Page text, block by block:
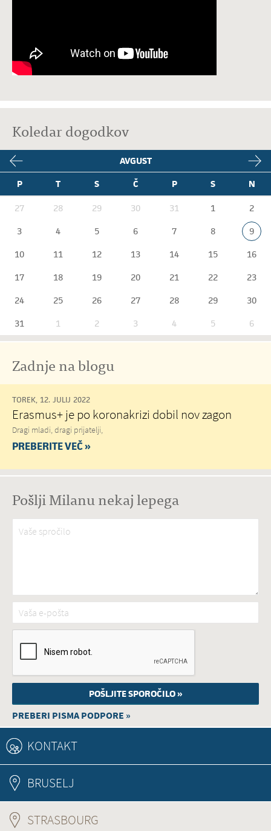
Koledar dogodkov
AVGUST
P
T S Č P S N
27 28 29 30 31 1
2
3
4 5 6 7 8
9
10
11 12 13 14 15
16
17
18 19 20 21 22
23
24
25 26 27 28 29
30
31
1 2 3 4 5 6
Zadnje na blogu
TOREK, 12. JULIJ 2022
Erasmus+ je po koronakrizi dobil nov zagon
Dragi mladi, dragi prijatelji,
PREBERITE VEČ »
Pošlji Milanu nekaj lepega
Vaše spročilo*
Vaša e-pošta*
PREBERI PISMA PODPORE »
KONTAKT
BRUSELJ
STRASBOURG